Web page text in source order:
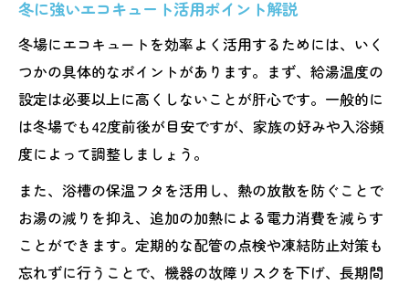
エコキュートの冬設定温度で光熱費削減
省エネと快適を叶える冬のエコキュート活用法
エコキュートで快適な冬を省エネで実現
冬の省エネ運転でエコキュートの性能向上
入浴タイミングを工夫して効率的に節約
エコキュートの雪囲いと風除け活用法
冬に嬉しいエコキュート活用アイデア集
凍結防止や故障予防も冬のエコキュート管理術
エコキュートの凍結防止策を毎日チェック
冬に強いエコキュート活用ポイント解説
冬場にエコキュートを効率よく活用するためには、いく
つかの具体的なポイントがあります。まず、給湯温度の
設定は必要以上に高くしないことが肝心です。一般的に
は冬場でも42度前後が目安ですが、家族の好みや入浴頻
度によって調整しましょう。
また、浴槽の保温フタを活用し、熱の放散を防ぐことで
お湯の減りを抑え、追加の加熱による電力消費を減らす
ことができます。定期的な配管の点検や凍結防止対策も
忘れずに行うことで、機器の故障リスクを下げ、長期間